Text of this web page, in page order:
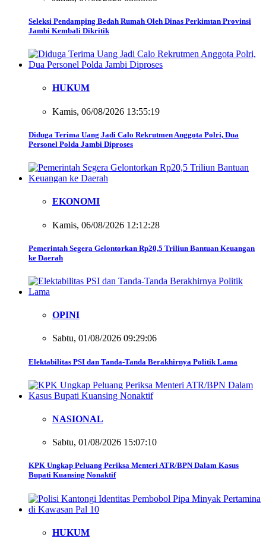
Seleksi Pendamping Bedah Rumah Oleh Dinas Perkimtan Provinsi
Jambi Kembali Dikritik
HUKUM
Kamis, 06/08/2026 13:55:19
Diduga Terima Uang Jadi Calo Rekrutmen Anggota Polri, Dua
Personel Polda Jambi Diproses
EKONOMI
Kamis, 06/08/2026 12:12:28
Pemerintah Segera Gelontorkan Rp20,5 Triliun Bantuan Keuangan
ke Daerah
OPINI
Sabtu, 01/08/2026 09:29:06
Elektabilitas PSI dan Tanda-Tanda Berakhirnya Politik Lama
NASIONAL
Sabtu, 01/08/2026 15:07:10
KPK Ungkap Peluang Periksa Menteri ATR/BPN Dalam Kasus
Bupati Kuansing Nonaktif
HUKUM